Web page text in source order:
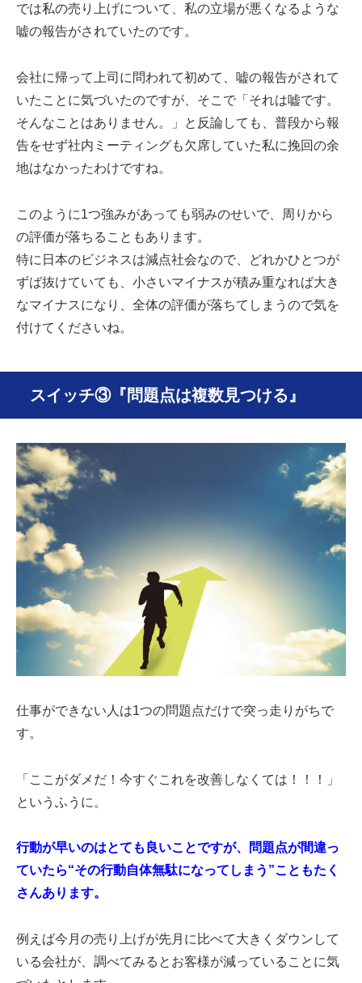
では私の売り上げについて、私の立場が悪くなるような
嘘の報告がされていたのです。
会社に帰って上司に問われて初めて、嘘の報告がされて
いたことに気づいたのですが、そこで「それは嘘です。
そんなことはありません。」と反論しても、普段から報
告をせず社内ミーティングも欠席していた私に挽回の余
地はなかったわけですね。
このように1つ強みがあっても弱みのせいで、周りから
の評価が落ちることもあります。
特に日本のビジネスは減点社会なので、どれかひとつが
ずば抜けていても、小さいマイナスが積み重なれば大き
なマイナスになり、全体の評価が落ちてしまうので気を
付けてくださいね。
スイッチ③『問題点は複数見つける』
仕事ができない人は1つの問題点だけで突っ走りがちで
す。
「ここがダメだ！今すぐこれを改善しなくては！！！」
というふうに。
行動が早いのはとても良いことですが、問題点が間違っ
ていたら“その行動自体無駄になってしまう”こともたく
さんあります。
例えば今月の売り上げが先月に比べて大きくダウンして
いる会社が、調べてみるとお客様が減っていることに気